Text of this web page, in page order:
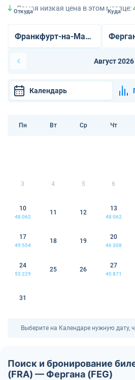
Самая низкая цена в этом месяце:
Откуда Куда
Август 2026
Календарь
Пн Вт Ср Чт
3 4 5 6
10
48 062
11 12
13
48 062
17
49 554
18 19
20
46 308
24
53 229
25 26
27
40 871
31
Выберите на Календаре нужную дату,
Поиск и бронирование
(FRA) — Фергана (FEG)